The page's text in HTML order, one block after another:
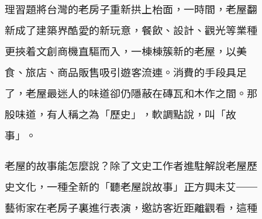
理習題將台灣的老房子重新拱上枱面，一時間，老屋翻
新成了建築界酷愛的新玩意，餐飲、設計、觀光等業種
更挾着文創商機直驅而入，一棟棟簇新的老屋，以美
食、旅店、商品販售吸引遊客流連。消費的手段具足
了，老屋最迷人的味道卻仍隱蔽在磚瓦和木作之間。那
股味道，有人稱之為「歷史」，軟調點說，叫「故
事」。
老屋的故事能怎麼說？除了文史工作者進駐解說老屋歷
史文化，一種全新的「聽老屋說故事」正方興未艾──
藝術家在老房子裏進行表演，邀訪客近距離觀看，這種